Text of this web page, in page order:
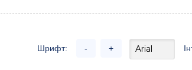
Шрифт: - +